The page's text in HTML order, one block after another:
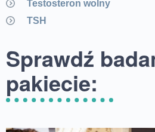
Testosteron wolny
TSH
Sprawdź
pakiecie: